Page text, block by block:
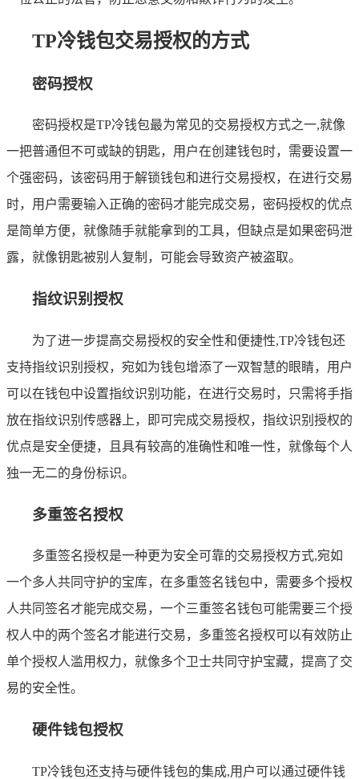
TP冷钱包交易授权的方式
密码授权
密码授权是TP冷钱包最为常见的交易授权方式之一,就像
一把普通但不可或缺的钥匙，用户在创建钱包时，需要设置一
个强密码，该密码用于解锁钱包和进行交易授权，在进行交易
时，用户需要输入正确的密码才能完成交易，密码授权的优点
是简单方便，就像随手就能拿到的工具，但缺点是如果密码泄
露，就像钥匙被别人复制，可能会导致资产被盗取。
指纹识别授权
为了进一步提高交易授权的安全性和便捷性,TP冷钱包还
支持指纹识别授权，宛如为钱包增添了一双智慧的眼睛，用户
可以在钱包中设置指纹识别功能，在进行交易时，只需将手指
放在指纹识别传感器上，即可完成交易授权，指纹识别授权的
优点是安全便捷，且具有较高的准确性和唯一性，就像每个人
独一无二的身份标识。
多重签名授权
多重签名授权是一种更为安全可靠的交易授权方式,宛如
一个多人共同守护的宝库，在多重签名钱包中，需要多个授权
人共同签名才能完成交易，一个三重签名钱包可能需要三个授
权人中的两个签名才能进行交易，多重签名授权可以有效防止
单个授权人滥用权力，就像多个卫士共同守护宝藏，提高了交
易的安全性。
硬件钱包授权
TP冷钱包还支持与硬件钱包的集成,用户可以通过硬件钱